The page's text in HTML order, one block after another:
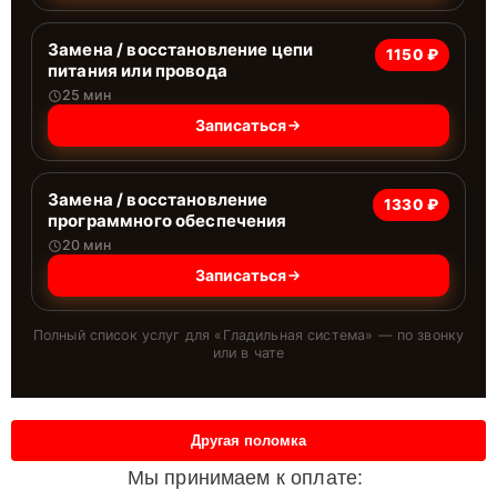
Замена / восстановление цепи
питания или провода
25 мин
1150 ₽
Записаться
Замена / восстановление
программного обеспечения
20 мин
1330 ₽
Записаться
Полный список услуг для « Гладильная система» — по звонку
или в чате
Мы принимаем к оплате:
Другая поломка